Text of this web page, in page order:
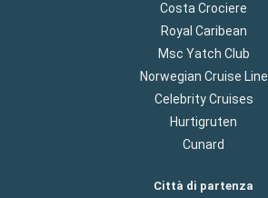
Costa Crociere
Royal Caribean
Msc Yatch Club
Norwegian Cruise Line
Celebrity Cruises
Hurtigruten
Cunard
Città di partenza